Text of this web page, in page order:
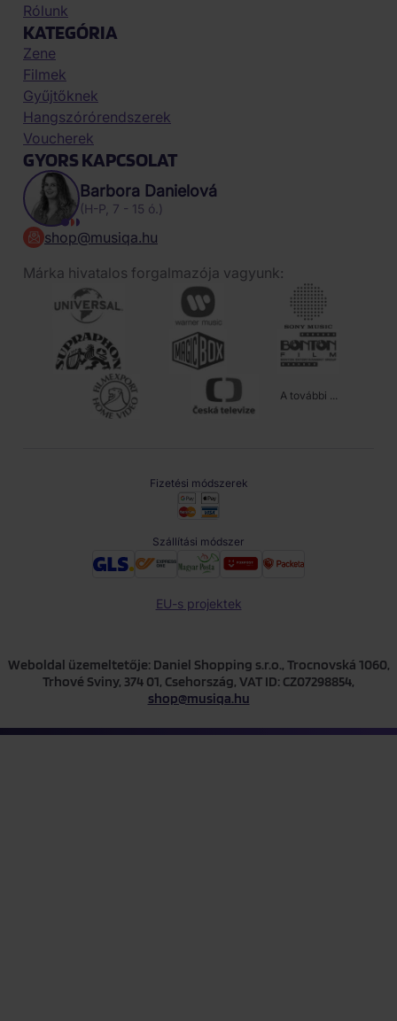
Rólunk
KATEGÓRIA
Zene
Filmek
Gyűjtőknek
Hangszórórendszerek
Voucherek
GYORS KAPCSOLAT
Barbora Danielová
(H-P, 7 - 15 ó.)
shop@musiqa.hu
Márka hivatalos forgalmazója vagyunk:
A további ...
Fizetési módszerek
Szállítási módszer
EU-s projektek
Weboldal üzemeltetője: Daniel Shopping s.r.o., Trocnovská 1060,
Trhové Sviny, 374 01, Csehország, VAT ID: CZ07298854,
shop@musiqa.hu